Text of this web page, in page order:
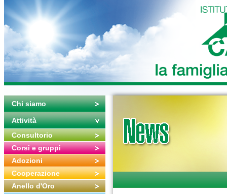
Chi siamo
Attività
Consultorio
Corsi e gruppi
Adozioni
Cooperazione
Anello d'Oro